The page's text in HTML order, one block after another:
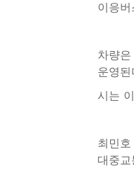
이응
차량
운영
시는
최민
대중